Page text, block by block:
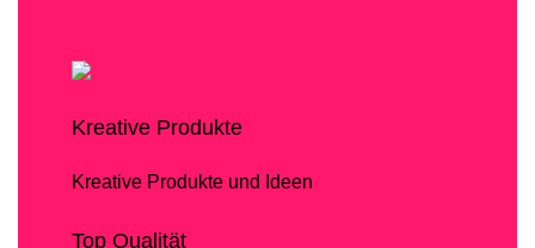
Kreative Produkte
Kreative Produkte und Ideen
Top Qualität